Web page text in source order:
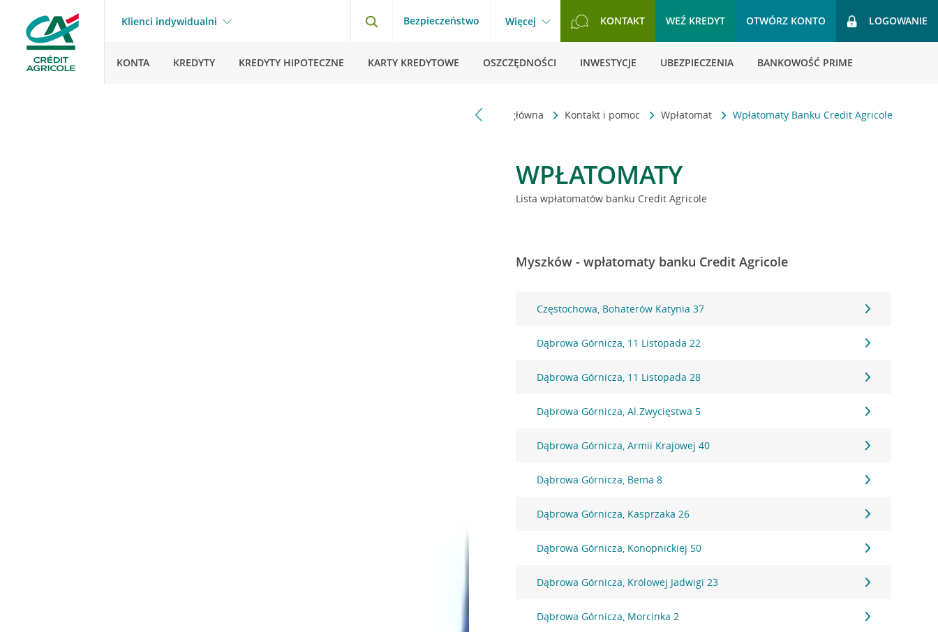
Klienci indywidualni Bezpieczeństwo Więcej KONTAKT WEŹ KREDYT OTWÓRZ KONTO LOGOWANIE
KONTA KREDYTY KREDYTY HIPOTECZNE KARTY KREDYTOWE OSZCZĘDNOŚCI INWESTYCJE UBEZPIECZENIA BANKOWOŚĆ PRIME
Strona główna Kontakt i pomoc Wpłatomat Wpłatomaty Banku Credit Agricole
WPŁATOMATY
Lista wpłatomatów banku Credit Agricole
Myszków - wpłatomaty banku Credit Agricole
Częstochowa, Bohaterów Katynia 37
Dąbrowa Górnicza, 11 Listopada 22
Dąbrowa Górnicza, 11 Listopada 28
Dąbrowa Górnicza, Al.Zwycięstwa 5
Dąbrowa Górnicza, Armii Krajowej 40
Dąbrowa Górnicza, Bema 8
Dąbrowa Górnicza, Kasprzaka 26
Dąbrowa Górnicza, Konopnickiej 50
Dąbrowa Górnicza, Królowej Jadwigi 23
Dąbrowa Górnicza, Morcinka 2